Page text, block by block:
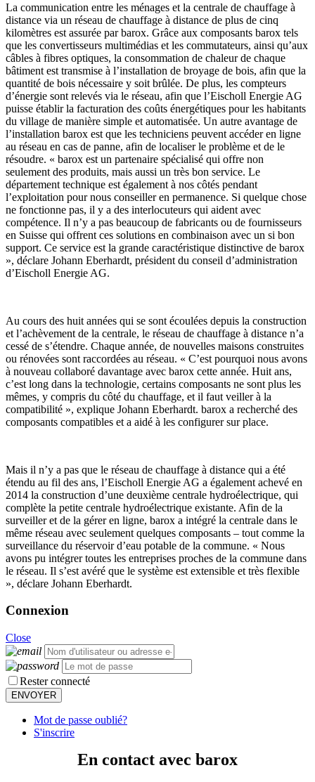
La communication entre les ménages et la centrale de chauffage à
distance via un réseau de chauffage à distance de plus de cinq
kilomètres est assurée par barox. Grâce aux composants barox tels
que les convertisseurs multimédias et les commutateurs, ainsi qu’aux
câbles à fibres optiques, la consommation de chaleur de chaque
bâtiment est transmise à l’installation de broyage de bois, afin que la
quantité de bois nécessaire y soit brûlée. De plus, les compteurs
d’énergie sont relevés via le réseau, afin que l’Eischoll Energie AG
puisse établir la facturation des coûts énergétiques pour les habitants
du village de manière simple et automatisée. Un autre avantage de
l’installation barox est que les techniciens peuvent accéder en ligne
au réseau en cas de panne, afin de localiser le problème et de le
résoudre. « barox est un partenaire spécialisé qui offre non
seulement des produits, mais aussi un très bon service. Le
département technique est également à nos côtés pendant
l’exploitation pour nous conseiller en permanence. Si quelque chose
ne fonctionne pas, il y a des interlocuteurs qui aident avec
compétence. Il n’y a pas beaucoup de fabricants ou de fournisseurs
en Suisse qui offrent ces solutions en combinaison avec un si bon
support. Ce service est la grande caractéristique distinctive de barox
», déclare Johann Eberhardt, président du conseil d’administration
d’Eischoll Energie AG.
Au cours des huit années qui se sont écoulées depuis la construction
et l’achèvement de la centrale, le réseau de chauffage à distance n’a
cessé de s’étendre. Chaque année, de nouvelles maisons construites
ou rénovées sont raccordées au réseau. « C’est pourquoi nous avons
à nouveau collaboré davantage avec barox cette année. Huit ans,
c’est long dans la technologie, certains composants ne sont plus les
mêmes, y compris du côté du chauffage, et il faut veiller à la
compatibilité », explique Johann Eberhardt. barox a recherché des
composants compatibles et a aidé à les configurer sur place.
Mais il n’y a pas que le réseau de chauffage à distance qui a été
étendu au fil des ans, l’Eischoll Energie AG a également achevé en
2014 la construction d’une deuxième centrale hydroélectrique, qui
complète la petite centrale hydroélectrique existante. Afin de la
surveiller et de la gérer en ligne, barox a intégré la centrale dans le
même réseau avec seulement quelques composants – tout comme la
surveillance du réservoir d’eau potable de la commune. « Nous
avons pu intégrer toutes les entreprises proches de la commune dans
le réseau. Il s’est avéré que le système est extensible et très flexible
», déclare Johann Eberhardt.
Connexion
Close
Rester connecté
Mot de passe oublié?
S'inscrire
En contact avec barox